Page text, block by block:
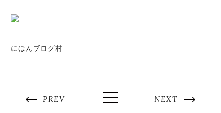
にほんブログ村
PREV NEXT